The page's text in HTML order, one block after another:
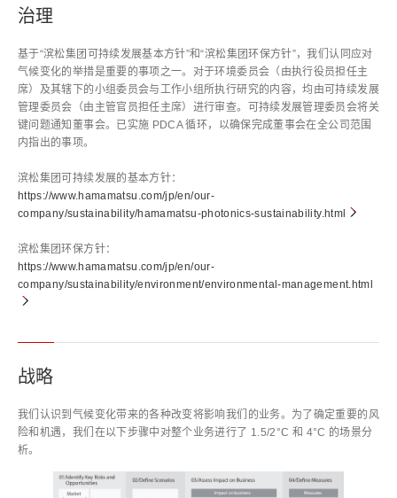
治理
基于“滨松集团可持续发展基本方针”和“滨松集团环保方针”，我们认同应对
气候变化的举措是重要的事项之一。对于环境委员会（由执行役员担任主
席）及其辖下的小组委员会与工作小组所执行研究的内容，均由可持续发展
管理委员会（由主管官员担任主席）进行审查。可持续发展管理委员会将关
键问题通知董事会。已实施 PDCA 循环，以确保完成董事会在全公司范围
内指出的事项。
滨松集团可持续发展的基本方针：
https://www.hamamatsu.com/jp/en/our-
company/sustainability/hamamatsu-photonics-sustainability.html
滨松集团环保方针：
https://www.hamamatsu.com/jp/en/our-
company/sustainability/environment/environmental-management.html
战略
我们认识到气候变化带来的各种改变将影响我们的业务。为了确定重要的风
险和机遇，我们在以下步骤中对整个业务进行了 1.5/2°C 和 4°C 的场景分
析。